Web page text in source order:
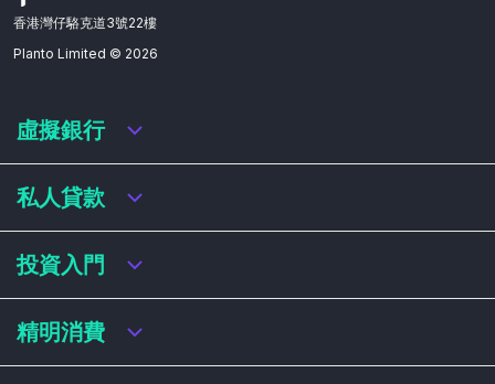
香港灣仔駱克道3號22樓
Planto Limited © 2026
虛擬銀行
虛擬銀行迎新優惠
虛擬銀行存款利率比較
虛擬銀行銀扣賬卡 / 信用卡
虛擬銀行貸款
私人貸款
私人貸款年利率比較
網上即批貸款
結餘轉戶
稅務貸款
投資入門
港股戶口收費及迎新優惠
精明消費